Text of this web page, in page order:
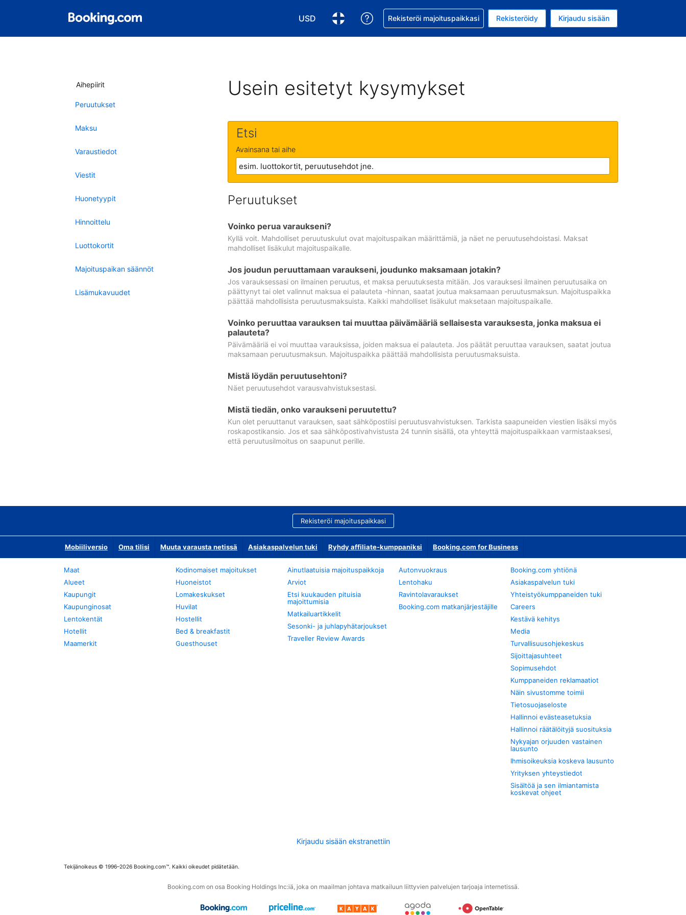
USD
Valitse valuutta. Tämänhetkinen valuutta on Yhdysvaltain dollari
Valitse kieli. Tämänhetkinen kieli on Suomi
Pyydä apua varauksesi kanssa
Rekisteröi majoituspaikkasi Rekisteröidy Kirjaudu sisään
Aihepiirit
Peruutukset
Maksu
Varaustiedot
Viestit
Huonetyypit
Hinnoittelu
Luottokortit
Majoituspaikan säännöt
Lisämukavuudet
Usein esitetyt kysymykset
Etsi
Avainsana tai aihe
Peruutukset
Voinko perua varaukseni?
Kyllä voit. Mahdolliset peruutuskulut ovat majoituspaikan määrittämiä, ja näet ne peruutusehdoistasi. Maksat
mahdolliset lisäkulut majoituspaikalle.
Jos joudun peruuttamaan varaukseni, joudunko maksamaan jotakin?
Jos varauksessasi on ilmainen peruutus, et maksa peruutuksesta mitään. Jos varauksesi ilmainen peruutusaika on
päättynyt tai olet valinnut maksua ei palauteta -hinnan, saatat joutua maksamaan peruutusmaksun. Majoituspaikka
päättää mahdollisista peruutusmaksuista. Kaikki mahdolliset lisäkulut maksetaan majoituspaikalle.
Voinko peruuttaa varauksen tai muuttaa päivämääriä sellaisesta varauksesta, jonka maksua ei
palauteta?
Päivämääriä ei voi muuttaa varauksissa, joiden maksua ei palauteta. Jos päätät peruuttaa varauksen, saatat joutua
maksamaan peruutusmaksun. Majoituspaikka päättää mahdollisista peruutusmaksuista.
Mistä löydän peruutusehtoni?
Näet peruutusehdot varausvahvistuksestasi.
Mistä tiedän, onko varaukseni peruutettu?
Kun olet peruuttanut varauksen, saat sähköpostiisi peruutusvahvistuksen. Tarkista saapuneiden viestien lisäksi myös
roskapostikansio. Jos et saa sähköpostivahvistusta 24 tunnin sisällä, ota yhteyttä majoituspaikkaan varmistaaksesi,
että peruutusilmoitus on saapunut perille.
Rekisteröi majoituspaikkasi
Mobiiliversio Oma tilisi Muuta varausta netissä Asiakaspalvelun tuki Ryhdy affiliate-kumppaniksi Booking.com for Business
Maat
Alueet
Kaupungit
Kaupunginosat
Lentokentät
Hotellit
Maamerkit
Kodinomaiset majoitukset
Huoneistot
Lomakeskukset
Huvilat
Hostellit
Bed & breakfastit
Guesthouset
Ainutlaatuisia majoituspaikkoja
Arviot
Etsi kuukauden pituisia
majoittumisia
Matkailuartikkelit
Sesonki- ja juhlapyhätarjoukset
Traveller Review Awards
Autonvuokraus
Lentohaku
Ravintolavaraukset
Booking.com matkanjärjestäjille
Booking.com yhtiönä
Asiakaspalvelun tuki
Yhteistyökumppaneiden tuki
Careers
Kestävä kehitys
Media
Turvallisuusohjekeskus
Sijoittajasuhteet
Sopimusehdot
Kumppaneiden reklamaatiot
Näin sivustomme toimii
Tietosuojaseloste
Hallinnoi evästeasetuksia
Hallinnoi räätälöityjä suosituksia
Nykyajan orjuuden vastainen
lausunto
Ihmisoikeuksia koskeva lausunto
Yrityksen yhteystiedot
Sisältöä ja sen ilmiantamista
koskevat ohjeet
Kirjaudu sisään ekstranettiin
Tekijänoikeus © 1996–2026 Booking.com™. Kaikki oikeudet pidätetään.
Booking.com on osa Booking Holdings Inc:iä, joka on maailman johtava matkailuun liittyvien palvelujen tarjoaja internetissä.